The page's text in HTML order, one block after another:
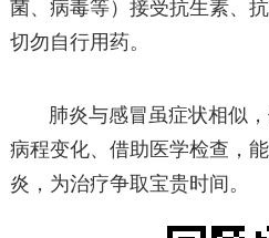
菌、病毒等）接受抗生素、
切勿自行用药。
肺炎与感冒虽症状相似
病程变化、借助医学检查，
炎，为治疗争取宝贵时间。